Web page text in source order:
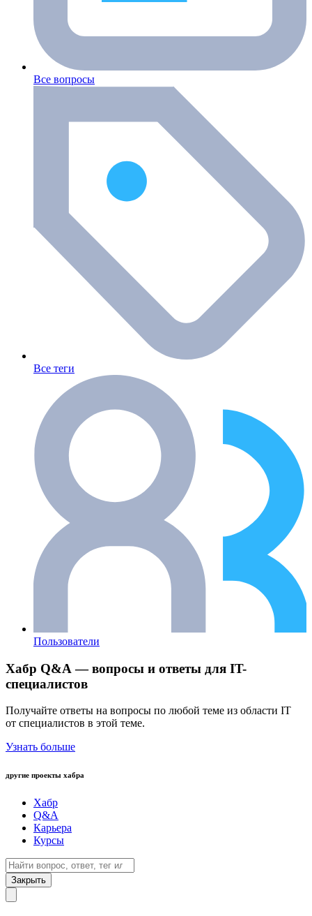
Все вопросы
Все теги
Пользователи
Хабр Q&A — вопросы и ответы для IT-
специалистов
Получайте ответы на вопросы по любой теме из области IT
от специалистов в этой теме.
Узнать больше
другие проекты хабра
Хабр
Q&A
Карьера
Курсы
Закрыть